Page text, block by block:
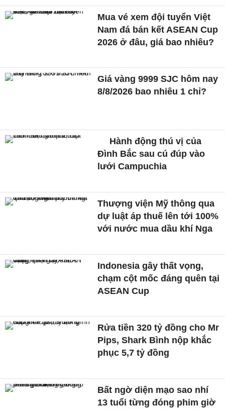
Mua vé xem đội tuyển Việt
Nam đá bán kết ASEAN Cup
2026 ở đâu, giá bao nhiêu?
Giá vàng 9999 SJC hôm nay
8/8/2026 bao nhiêu 1 chỉ?
Hành động thú vị của
Đình Bắc sau cú đúp vào
lưới Campuchia
Thượng viện Mỹ thông qua
dự luật áp thuế lên tới 100%
với nước mua dầu khí Nga
Indonesia gây thất vọng,
chạm cột mốc đáng quên tại
ASEAN Cup
Rửa tiền 320 tỷ đồng cho Mr
Pips, Shark Bình nộp khắc
phục 5,7 tỷ đồng
Bất ngờ diện mạo sao nhí
13 tuổi từng đóng phim giờ